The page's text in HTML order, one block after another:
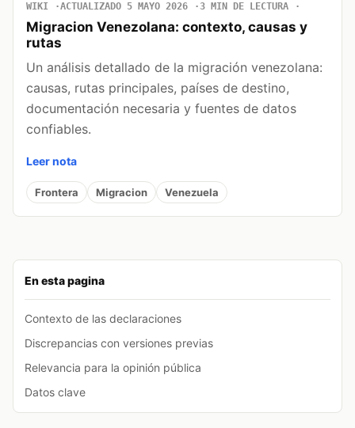
En esta pagina
Contexto de las declaraciones
Discrepancias con versiones previas
Relevancia para la opinión pública
Datos clave
WIKI ACTUALIZADO 5 MAYO 2026 3 MIN DE LECTURA
Migracion Venezolana: contexto, causas y
rutas
Un análisis detallado de la migración venezolana:
causas, rutas principales, países de destino,
documentación necesaria y fuentes de datos
confiables.
Leer nota
Frontera Migracion Venezuela